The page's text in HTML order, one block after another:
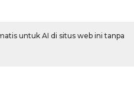
untuk AI di situs web ini tanpa